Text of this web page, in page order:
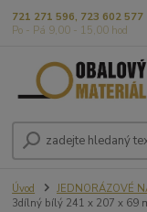
721 271 596, 723 602 577
Po - Pá 9,00 - 15,00 hod
Úvod JEDNORÁZOVÉ
3dílný bílý 241 x 207 x 69